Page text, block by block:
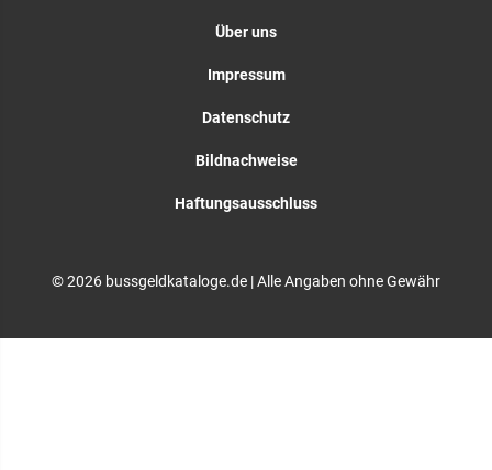
Über uns
Impressum
Datenschutz
Bildnachweise
Haftungsausschluss
© 2026 bussgeldkataloge.de | Alle Angaben ohne Gewähr